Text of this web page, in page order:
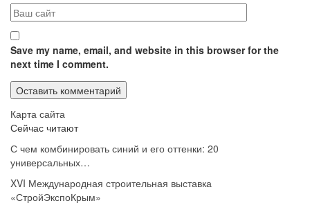
Save my name, email, and website in this browser for the
next time I comment.
Карта сайта
Сейчас читают
С чем комбинировать синий и его оттенки: 20
универсальных…
XVI Международная строительная выставка
«СтройЭкспоКрым»